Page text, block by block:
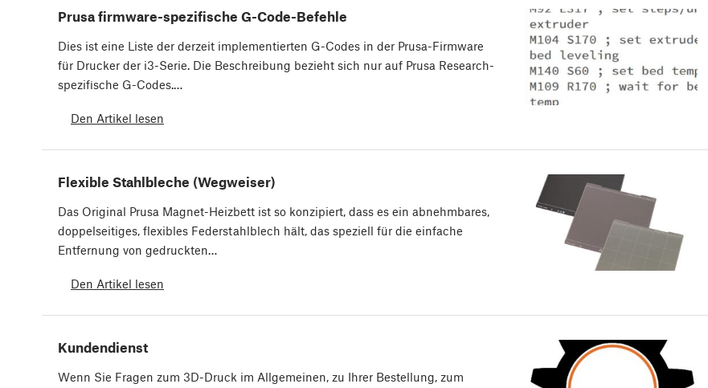
Prusa firmware-spezifische G-Code-Befehle
Dies ist eine Liste der derzeit implementierten G-Codes in der Prusa-Firmware
für Drucker der i3-Serie. Die Beschreibung bezieht sich nur auf Prusa Research-
spezifische G-Codes.…
Den Artikel lesen
Flexible Stahlbleche (Wegweiser)
Das Original Prusa Magnet-Heizbett ist so konzipiert, dass es ein abnehmbares,
doppelseitiges, flexibles Federstahlblech hält, das speziell für die einfache
Entfernung von gedruckten…
Den Artikel lesen
Kundendienst
Wenn Sie Fragen zum 3D-Druck im Allgemeinen, zu Ihrer Bestellung, zum